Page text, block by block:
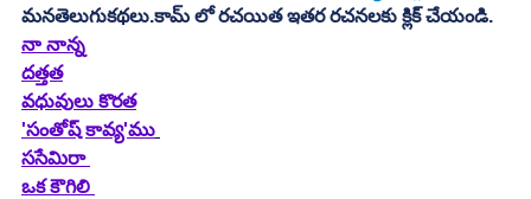
మనతెలుగుకథలు.కామ్ లో రచయిత ఇతర రచనలకు క్లిక్ చేయండి.
నా నాన్న
దత్తత
వధువులు కొరత
'సంతోష్ కావ్య'ము
ససేమిరా
ఒక కౌగిలి